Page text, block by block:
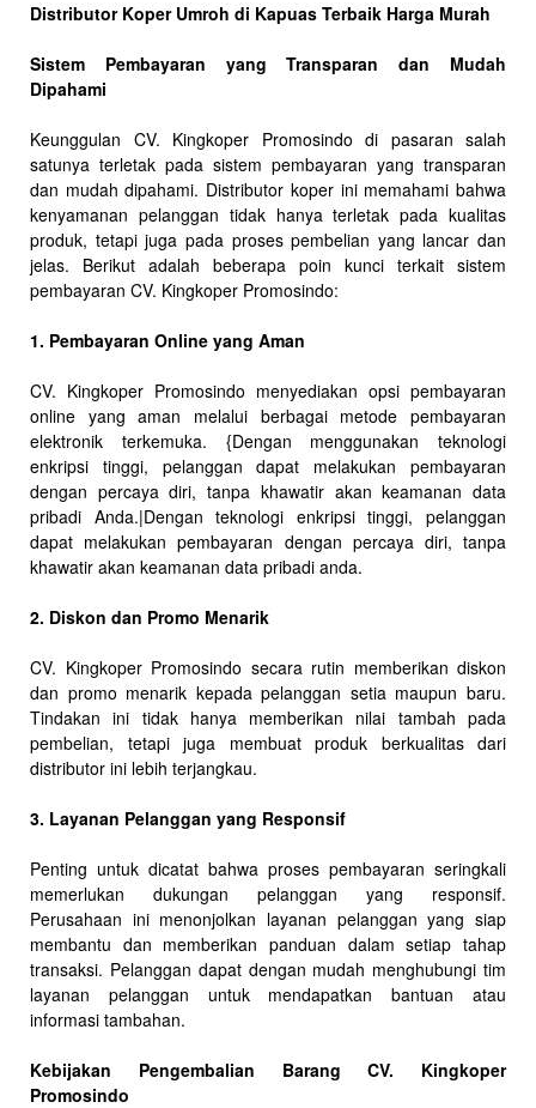
Distributor Koper Umroh di Kapuas Terbaik Harga Murah
Sistem Pembayaran yang Transparan dan Mudah
Dipahami
Keunggulan CV. Kingkoper Promosindo di pasaran salah
satunya terletak pada sistem pembayaran yang transparan
dan mudah dipahami. Distributor koper ini memahami bahwa
kenyamanan pelanggan tidak hanya terletak pada kualitas
produk, tetapi juga pada proses pembelian yang lancar dan
jelas. Berikut adalah beberapa poin kunci terkait sistem
pembayaran CV. Kingkoper Promosindo:
1. Pembayaran Online yang Aman
CV. Kingkoper Promosindo menyediakan opsi pembayaran
online yang aman melalui berbagai metode pembayaran
elektronik terkemuka. {Dengan menggunakan teknologi
enkripsi tinggi, pelanggan dapat melakukan pembayaran
dengan percaya diri, tanpa khawatir akan keamanan data
pribadi Anda.|Dengan teknologi enkripsi tinggi, pelanggan
dapat melakukan pembayaran dengan percaya diri, tanpa
khawatir akan keamanan data pribadi anda.
2. Diskon dan Promo Menarik
CV. Kingkoper Promosindo secara rutin memberikan diskon
dan promo menarik kepada pelanggan setia maupun baru.
Tindakan ini tidak hanya memberikan nilai tambah pada
pembelian, tetapi juga membuat produk berkualitas dari
distributor ini lebih terjangkau.
3. Layanan Pelanggan yang Responsif
Penting untuk dicatat bahwa proses pembayaran seringkali
memerlukan dukungan pelanggan yang responsif.
Perusahaan ini menonjolkan layanan pelanggan yang siap
membantu dan memberikan panduan dalam setiap tahap
transaksi. Pelanggan dapat dengan mudah menghubungi tim
layanan pelanggan untuk mendapatkan bantuan atau
informasi tambahan.
Kebijakan Pengembalian Barang CV. Kingkoper
Promosindo